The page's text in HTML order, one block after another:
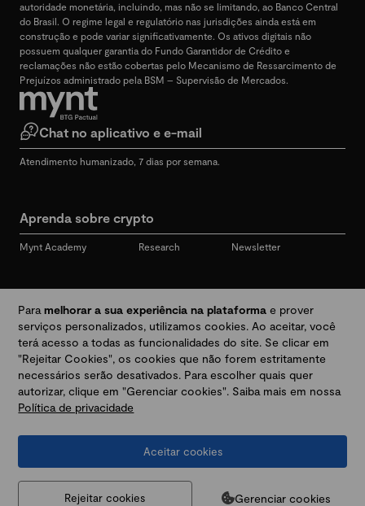
autoridade monetária, incluindo, mas não se limitando, ao Banco Central
do Brasil. O regime legal e regulatório nas jurisdições ainda está em
construção e pode variar significativamente. Os ativos digitais não
possuem qualquer garantia do Fundo Garantidor de Crédito e
reclamações não estão cobertas pelo Mecanismo de Ressarcimento de
Prejuízos administrado pela BSM – Supervisão de Mercados.
Aprenda sobre crypto
Mynt Academy Research Newsletter
Chat no aplicativo e e-mail
Atendimento humanizado, 7 dias por semana.
Redes sociais
Desbloqueie seu mundo crypto
Av. Brigadeiro Faria Lima, 3447, 9 andar - sala 11 - Itaim Bibi - São Paulo, SP, 04538-133,
Prevenção a golpes e fraudes|Regulamentos
Paramelhorar a sua experiência na plataforma e prover
serviços personalizados, utilizamos cookies. Ao aceitar, você
terá acesso a todas as funcionalidades do site. Se clicar em
"Rejeitar Cookies", os cookies que não forem estritamente
necessários serão desativados. Para escolher quais quer
autorizar, clique em "Gerenciar cookies". Saiba mais em nossa
Política de privacidade
Gerenciar cookies
Aceitar cookies
Rejeitar cookies